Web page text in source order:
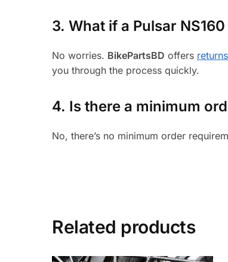
3.What if a Pulsar
No worries. BikePartsBD offers returns
you through the process quickly.
4. Is there a minimum
No, there’s no minimum order
Related products